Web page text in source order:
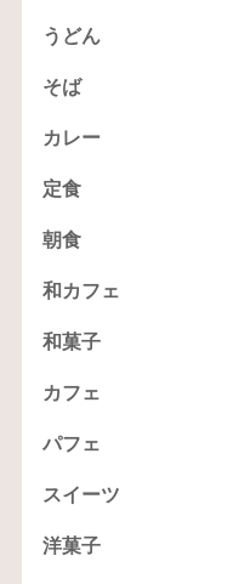
うどん
そば
カレー
定食
朝食
和カフェ
和菓子
カフェ
パフェ
スイーツ
洋菓子